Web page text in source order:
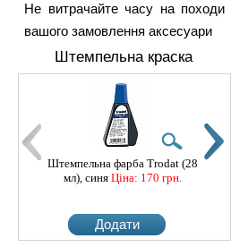
Не витрачайте часу на походи
вашого замовлення аксесуари
Штемпельна краска
Штемпельна фарба Trodat (28
мл), синя Ціна: 170 грн.
Додати